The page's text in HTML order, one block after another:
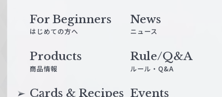
For Beginners
はじめての方へ
News
ニュース
Products
商品情報
Cards & Recipes Events
Rule/Q&A
ルール・Q&A